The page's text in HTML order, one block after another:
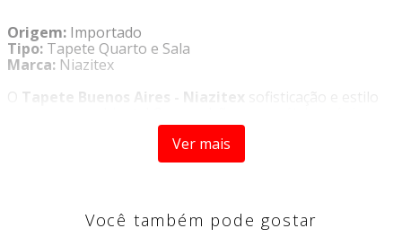
Origem: Importado
Tipo: Tapete Quarto e Sala
Marca: Niazitex
O Tapete Buenos Aires - Niazitex
sofisticação e estilo
tons neutros, esses tapetes trazem um toque
contemporâneo e aconchegante ao espaço. Cada design
foi pensado para combinar com qualquer decoração,
Ver mais
Você também pode gostar